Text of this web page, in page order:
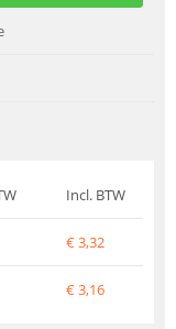
Incl. BTW
€3,32
€3,16